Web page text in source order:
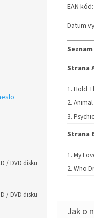
/ DVD disku
/ DVD disku
EAN
Datum
Strana
Hold
Strana
My
Who